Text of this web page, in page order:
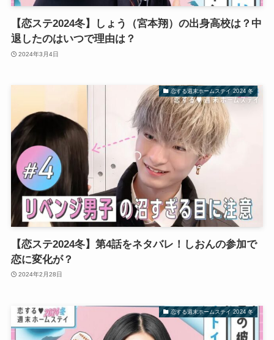
【恋ステ2024冬】しょう（宮本翔）の出身高校は？中
退したのはいつで理由は？
2024年3月4日
恋する週末ホームステイ 2024 冬
【恋ステ2024冬】第4話をネタバレ！しおんの参加で
恋に変化が？
2024年2月28日
恋する週末ホームステイ 2024 冬